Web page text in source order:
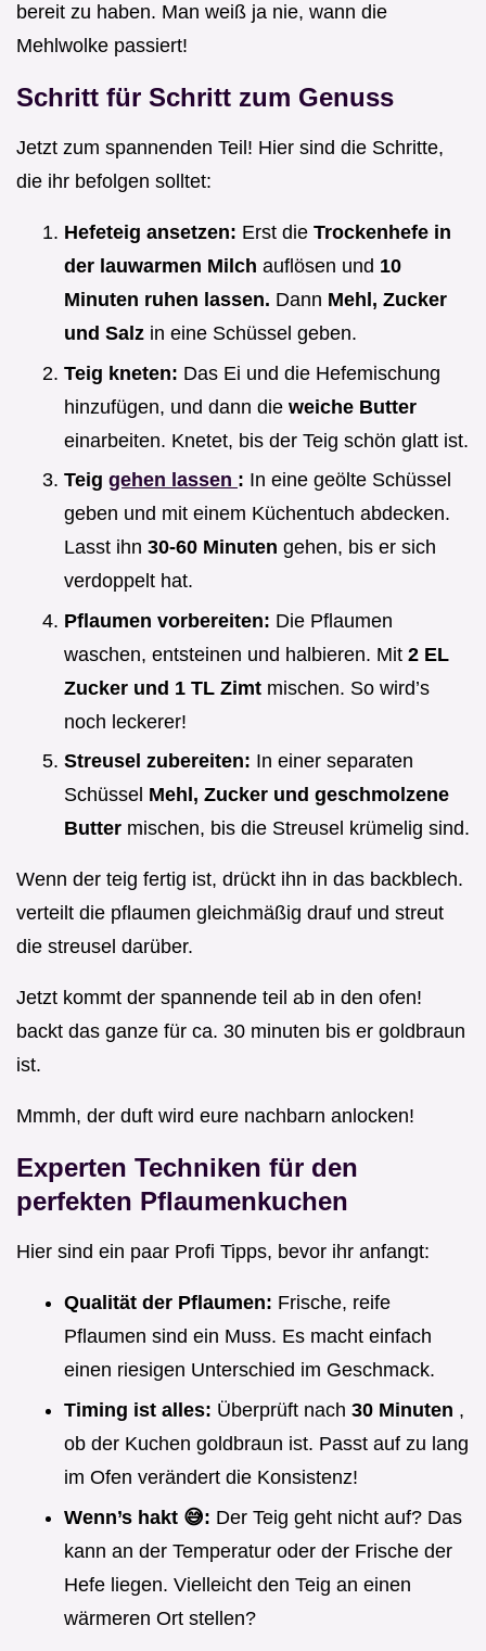
bereit zu haben. Man weiß ja nie, wann die
Mehlwolke passiert!
Schritt für Schritt zum Genuss
Jetzt zum spannenden Teil! Hier sind die Schritte,
die ihr befolgen solltet:
Hefeteig ansetzen: Erst die Trockenhefe in
der lauwarmen Milch auflösen und 10
Minuten ruhen lassen. Dann Mehl, Zucker
und Salz in eine Schüssel geben.
Teig kneten: Das Ei und die Hefemischung
hinzufügen, und dann die weiche Butter
einarbeiten. Knetet, bis der Teig schön glatt ist.
Teig gehen lassen : In eine geölte Schüssel
geben und mit einem Küchentuch abdecken.
Lasst ihn 30-60 Minuten gehen, bis er sich
verdoppelt hat.
Pflaumen vorbereiten: Die Pflaumen
waschen, entsteinen und halbieren. Mit 2 EL
Zucker und 1 TL Zimt mischen. So wird’s
noch leckerer!
Streusel zubereiten: In einer separaten
Schüssel Mehl, Zucker und geschmolzene
Butter mischen, bis die Streusel krümelig sind.
Wenn der teig fertig ist, drückt ihn in das backblech.
verteilt die pflaumen gleichmäßig drauf und streut
die streusel darüber.
Jetzt kommt der spannende teil ab in den ofen!
backt das ganze für ca. 30 minuten bis er goldbraun
ist.
Mmmh, der duft wird eure nachbarn anlocken!
Experten Techniken für den
perfekten Pflaumenkuchen
Hier sind ein paar Profi Tipps, bevor ihr anfangt:
Qualität der Pflaumen: Frische, reife
Pflaumen sind ein Muss. Es macht einfach
einen riesigen Unterschied im Geschmack.
Timing ist alles: Überprüft nach 30 Minuten ,
ob der Kuchen goldbraun ist. Passt auf zu lang
im Ofen verändert die Konsistenz!
Wenn’s hakt 😅: Der Teig geht nicht auf? Das
kann an der Temperatur oder der Frische der
Hefe liegen. Vielleicht den Teig an einen
wärmeren Ort stellen?